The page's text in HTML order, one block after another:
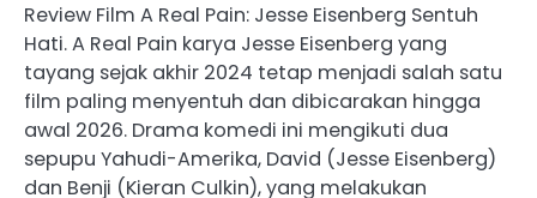
Review Film A Real Pain: Jesse Eisenberg Sentuh
Hati. A Real Pain karya Jesse Eisenberg yang
tayang sejak akhir 2024 tetap menjadi salah satu
film paling menyentuh dan dibicarakan hingga
awal 2026. Drama komedi ini mengikuti dua
sepupu Yahudi-Amerika, David (Jesse Eisenberg)
dan Benji (Kieran Culkin), yang melakukan